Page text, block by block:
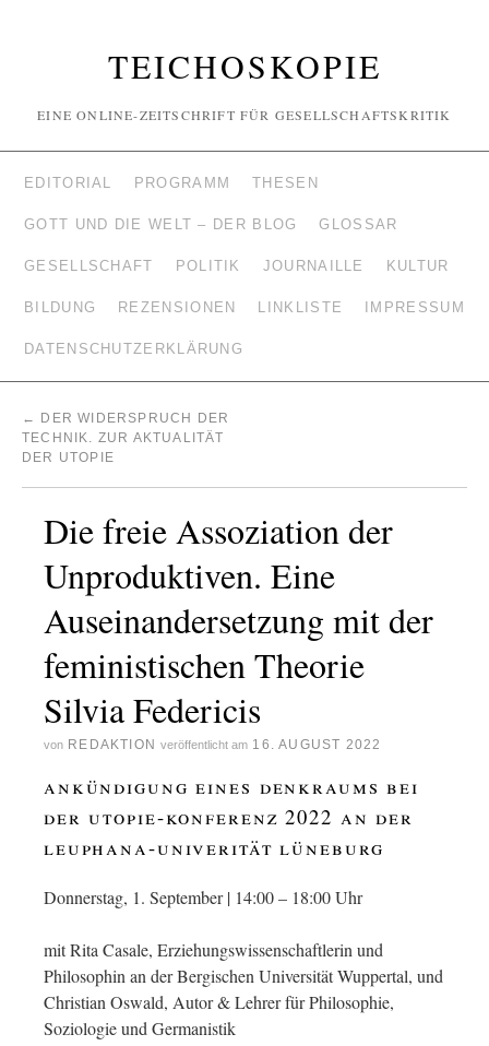
TEICHOSKOPIE
EINE ONLINE-ZEITSCHRIFT FÜR GESELLSCHAFTSKRITIK
EDITORIAL PROGRAMM THESEN
GOTT UND DIE WELT – DER BLOG GLOSSAR
GESELLSCHAFT POLITIK JOURNAILLE KULTUR
BILDUNG REZENSIONEN LINKLISTE IMPRESSUM
DATENSCHUTZERKLÄRUNG
←
DER WIDERSPRUCH DER
TECHNIK. ZUR AKTUALITÄT
DER UTOPIE
Die freie Assoziation der
Unproduktiven. Eine
Auseinandersetzung mit der
feministischen Theorie
Silvia Federicis
von REDAKTION veröffentlicht am 16. AUGUST 2022
ankündigung eines denkraums bei
der utopie-konferenz 2022 an der
leuphana-univerität lüneburg
Donnerstag, 1. September | 14:00 – 18:00 Uhr
mit Rita Casale, Erziehungswissenschaftlerin und
Philosophin an der Bergischen Universität Wuppertal, und
Christian Oswald, Autor & Lehrer für Philosophie,
Soziologie und Germanistik